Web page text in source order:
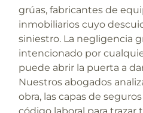
grúas, fabricantes de
inmobiliarios cuyo
siniestro. La negligencia
intencionado por
puede abrir la puerta a
Nuestros abogados
obra, las capas de